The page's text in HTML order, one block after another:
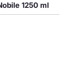
1250 ml